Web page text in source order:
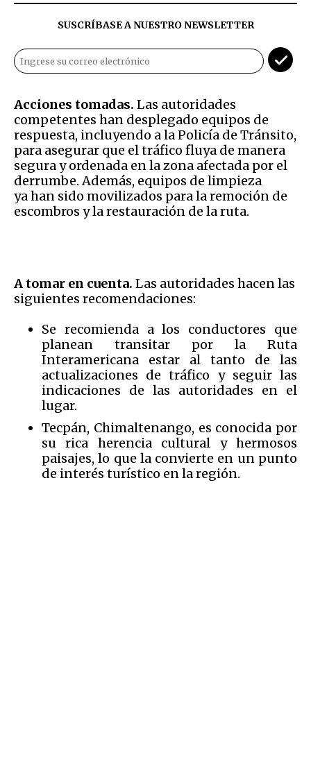
SUSCRÍBASE A NUESTRO NEWSLETTER
Acciones tomadas. Las autoridades
competentes han desplegado equipos de
respuesta, incluyendo a la Policía de Tránsito,
para asegurar que el tráfico fluya de manera
segura y ordenada en la zona afectada por el
derrumbe. Además, equipos de limpieza
ya han sido movilizados para la remoción de
escombros y la restauración de la ruta.
A tomar en cuenta. Las autoridades hacen las
siguientes recomendaciones:
Se recomienda a los conductores que
planean transitar por la Ruta
Interamericana estar al tanto de las
actualizaciones de tráfico y seguir las
indicaciones de las autoridades en el
lugar.
Tecpán, Chimaltenango, es conocida por
su rica herencia cultural y hermosos
paisajes, lo que la convierte en un punto
de interés turístico en la región.